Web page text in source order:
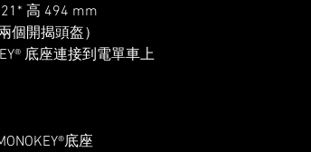
高 494 mm
個開揭頭盔）
底座連接到電單車上
底座